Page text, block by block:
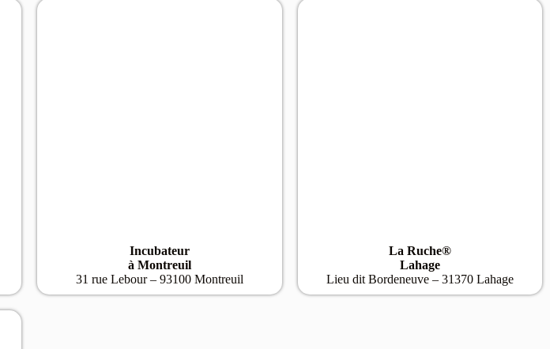
Incubateur
à Montreuil
31 rue Lebour – 93100 Montreuil
La Ruche®
Lahage
Lieu dit Bordeneuve – 31370 Lahage